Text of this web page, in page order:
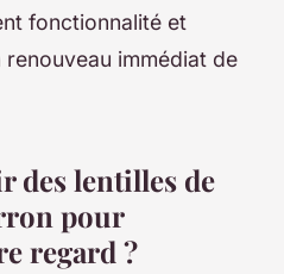
fonctionnalité et
immédiat de
des lentilles de
pour
regard ?